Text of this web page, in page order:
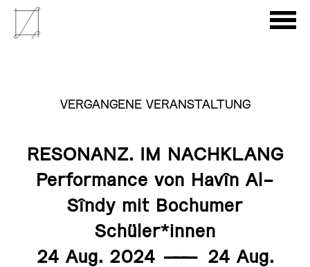
VERGANGENE VERANSTALTUNG
RESONANZ. IM NACHKLANG
Performance von Havîn Al-
Sîndy mit Bochumer
Schüler*innen
24 Aug. 2024 ———
24 Aug.